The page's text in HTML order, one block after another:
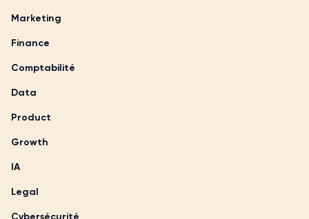
Marketing
Finance
Comptabilité
Data
Product
Growth
IA
Legal
Cybersécurité